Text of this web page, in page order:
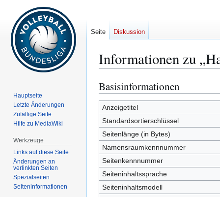
Informationen zu
Zur
Navigation
springen
Zur
Suche
springen
Basisinformationen
Anzeigetitel
Standardsortierschlüssel
Seitenlänge (in Bytes)
Namensraumkennnummer
Seitenkennnummer
Seiteninhaltssprache
Seiteninhaltsmodell
Seite Diskussion
Hauptseite
Letzte Änderungen
Zufällige Seite
Hilfe zu MediaWiki
Werkzeuge
Links auf diese Seite
Änderungen an
verlinkten Seiten
Spezialseiten
Seiten­­informationen